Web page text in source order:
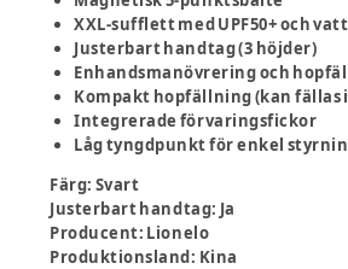
XXL-sufflett med UPF50+ och
Justerbart handtag (3 höjder)
Enhandsmanövrering och
Kompakt hopfällning (kan fällas
Integrerade förvaringsfickor
Låg tyngdpunkt för enkel
Färg: Svart
Justerbart handtag: Ja
Producent: Lionelo
Produktionsland: Kina